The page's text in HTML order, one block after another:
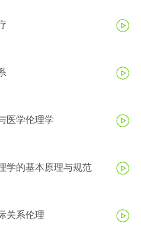
医学伦理学
学的基本原理与规范
关系伦理